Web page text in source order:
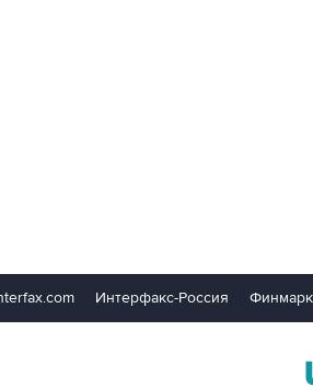
Интерфакс-Россия